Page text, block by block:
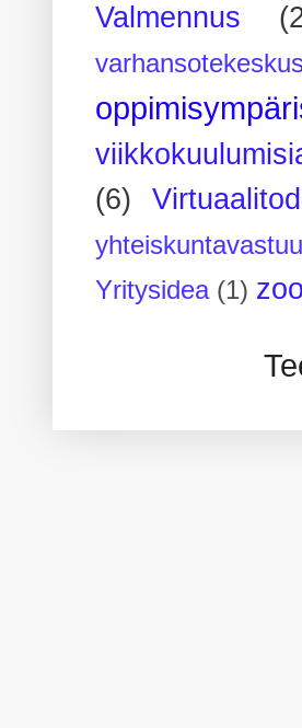
Valmennus
varhansotekeskus
(6)
yhteiskuntavastuu
Yritysidea (1)